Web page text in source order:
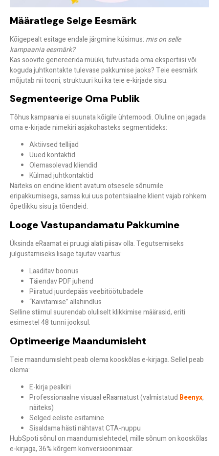
Määratlege Selge Eesmärk
Kõigepealt esitage endale järgmine küsimus: mis on selle
kampaania eesmärk?
Kas soovite genereerida müüki, tutvustada oma ekspertiisi või
koguda juhtkontakte tulevase pakkumise jaoks? Teie eesmärk
mõjutab nii tooni, struktuuri kui ka teie e-kirjade sisu.
Segmenteerige Oma Publik
Tõhus kampaania ei suunata kõigile ühtemoodi. Oluline on jagada
oma e-kirjade nimekiri asjakohasteks segmentideks:
Aktiivsed tellijad
Uued kontaktid
Olemasolevad kliendid
Külmad juhtkontaktid
Näiteks on endine klient avatum otsesele sõnumile
eripakkumisega, samas kui uus potentsiaalne klient vajab rohkem
õpetlikku sisu ja tõendeid.
Looge Vastupandamatu Pakkumine
Üksinda eRaamat ei pruugi alati piisav olla. Tegutsemiseks
julgustamiseks lisage tajutav väärtus:
Laaditav boonus
Täiendav PDF juhend
Piiratud juurdepääs veebitöötubadele
“Käivitamise” allahindlus
Selline stiimul suurendab oluliselt klikkimise määrasid, eriti
esimestel 48 tunni jooksul.
Optimeerige Maandumisleht
Teie maandumisleht peab olema kooskõlas e-kirjaga. Sellel peab
olema:
E-kirja pealkiri
Professionaalne visuaal eRaamatust (valmistatud Beenyx,
näiteks)
Selged eeliste esitamine
Sisaldama hästi nähtavat CTA-nuppu
HubSpoti sõnul on maandumislehtedel, mille sõnum on kooskõlas
e-kirjaga, 36% kõrgem konversioonimäär.